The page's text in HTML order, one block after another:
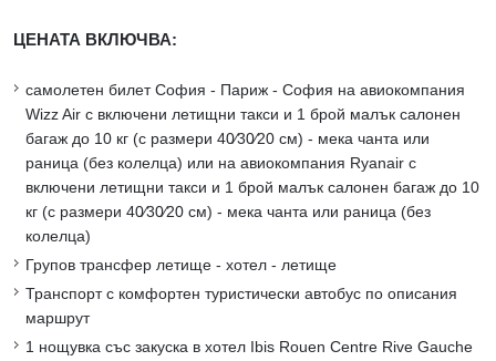
ЦЕНАТА ВКЛЮЧВА:
самолетен билет София - Париж - София на авиокомпания
Wizz Air с включени летищни такси и 1 брой малък салонен
багаж до 10 кг (с размери 40∕30∕20 см) - мека чанта или
раница (без колелца) или на авиокомпания Ryanair с
включени летищни такси и 1 брой малък салонен багаж до 10
кг (с размери 40∕30∕20 см) - мека чанта или раница (без
колелца)
Групов трансфер летище - хотел - летище
Транспорт с комфортен туристически автобус по описания
маршрут
1 нощувка със закуска в хотел Ibis Rouen Centre Rive Gauche